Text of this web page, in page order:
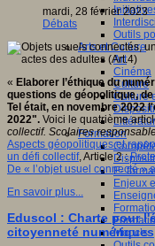
Outils
Arts et Culture
Art
Cinéma
Culture
Culture
Formation
E-
Enjeux
Mooc’s
mardi, 28 février 2023
Débats
« Elaborer l’éthique du
questions de géopolitique,
Tel était, en novembre 2022
2022". Voici le quatrième
collectif. Scolaires
Aspects géopolitiques et
un défi collectif, Article 2 :
De « l’objet usuel connecté »
En savoir plus...
Eduscol : Charte pour
citoyenneté numériques